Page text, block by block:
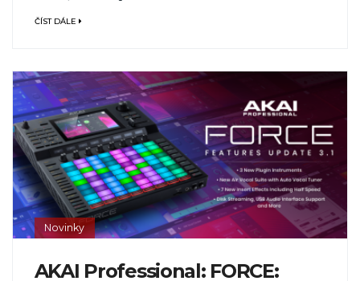
ČÍST DÁLE
Novinky
AKAI Professional: FORCE: